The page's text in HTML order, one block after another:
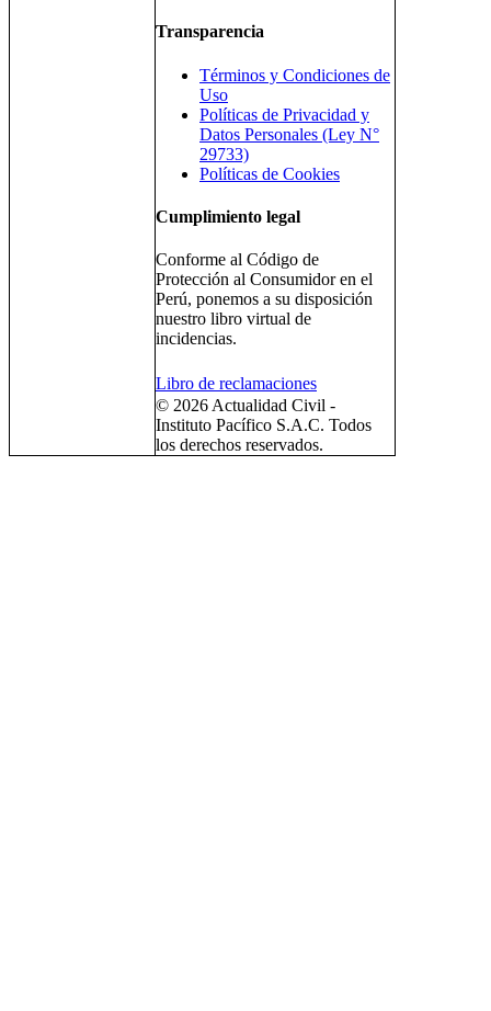
Transparencia
Términos y Condiciones de
Uso
Políticas de Privacidad y
Datos Personales (Ley N°
29733)
Políticas de Cookies
Cumplimiento legal
Conforme al Código de
Protección al Consumidor en el
Perú, ponemos a su disposición
nuestro libro virtual de
incidencias.
Libro de reclamaciones
© 2026 Actualidad Civil -
Instituto Pacífico S.A.C. Todos
los derechos reservados.